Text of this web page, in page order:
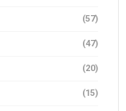
(57)
(47)
(20)
(15)